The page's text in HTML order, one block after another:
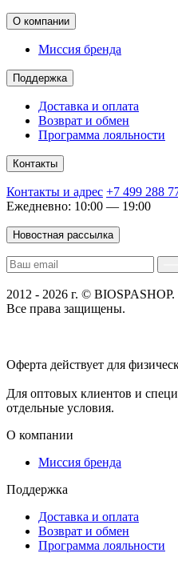
О компании
Миссия бренда
Поддержка
Доставка и оплата
Возврат и обмен
Программа лояльности
Контакты
Контакты и адрес +7 499 288
Ежедневно: 10:00 — 19:00
Новостная рассылка
2012 - 2026 г. © BIOSPASHOP.
Все права защищены.
Оферта действует для
Для оптовых клиентов и
отдельные условия.
О компании
Миссия бренда
Поддержка
Доставка и оплата
Возврат и обмен
Программа лояльности